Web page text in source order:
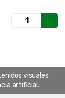
visuales
artificial.